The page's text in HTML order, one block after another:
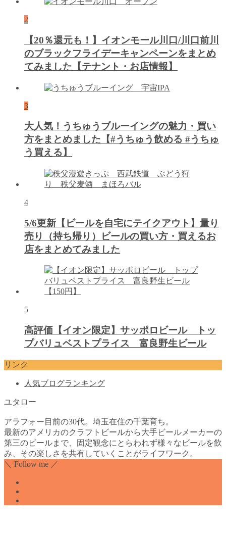
2
【20％還元も！】イオンモール川口/川口前川
のブラックフライデーキャンペーンをまとめ
てみました【テナント・お店情報】
3
大人気！うちゅうブルーイングの魅力・買い
方をまとめました【#うちゅう飲める #うちゅ
う買える】
4
5/6更新【ビールを自宅にテイクアウト】量り
売り（持ち帰り）ビールの買い方・買えるお
店をまとめてみました
5
高評価【イオン限定】サッポロビール トッ
プバリュベストプライス 富良野生ビール
リンク
人気ブログランキング
ユタロー
アラフォー目前の30代。埼玉在住の千葉育ち。
最新のアメリカのクラフトビールから大手ビールメーカーの
第三のビールまで、固定観念にとらわれず様々なビールを飲
み、その楽しさを共有していくことがライフワーク。
＼ Follow me ／